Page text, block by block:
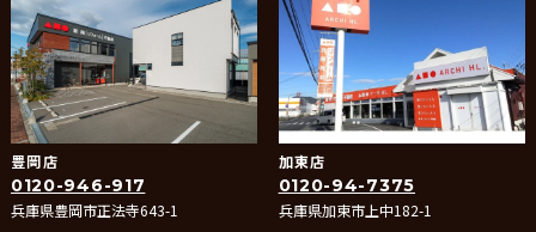
豊岡店
0120-946-917
兵庫県豊岡市正法寺643-1
加東店
0120-94-7375
兵庫県加東市上中182-1